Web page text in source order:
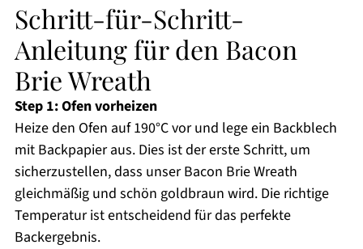
Schritt-für-Schritt-
Anleitung für den Bacon
Brie Wreath
Step 1: Ofen vorheizen
Heize den Ofen auf 190°C vor und lege ein Backblech
mit Backpapier aus. Dies ist der erste Schritt, um
sicherzustellen, dass unser Bacon Brie Wreath
gleichmäßig und schön goldbraun wird. Die richtige
Temperatur ist entscheidend für das perfekte
Backergebnis.